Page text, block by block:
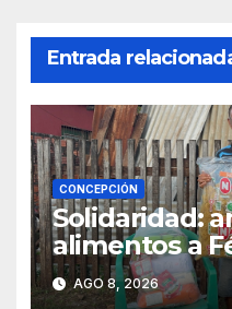
Entrada
CONCEPCIÓN
Solidaridad:
alimentos a
vende
subsistir
AGO 8, 2026